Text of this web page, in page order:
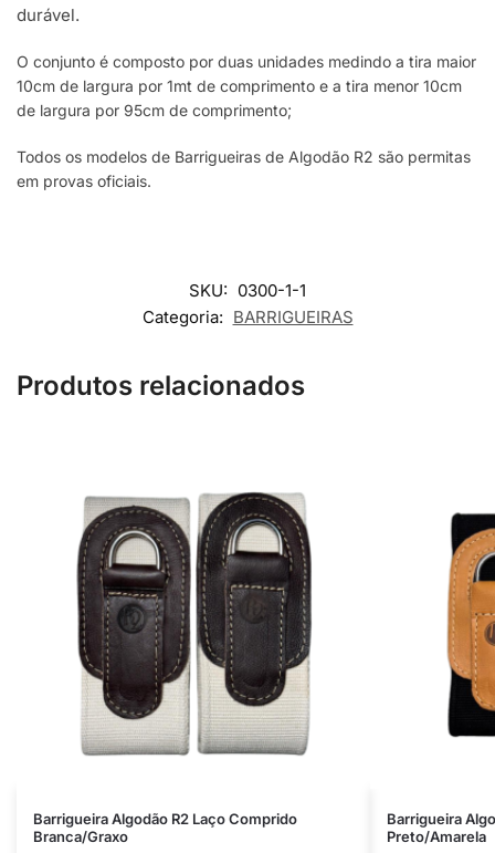
durável.
O conjunto é composto por duas unidades medindo a tira maior
10cm de largura por 1mt de comprimento e a tira menor 10cm
de largura por 95cm de comprimento;
Todos os modelos de Barrigueiras de Algodão R2 são permitas
em provas oficiais.
SKU: 0300-1-1
Categoria: BARRIGUEIRAS
Produtos relacionados
Barrigueira Algodão R2 Laço Comprido
Branca/Graxo
Barrigueira
Preto/Amarela